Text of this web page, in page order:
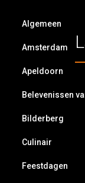
Algemeen
Amsterdam
Apeldoorn
Belevenissen
Bilderberg
Culinair
Feestdagen